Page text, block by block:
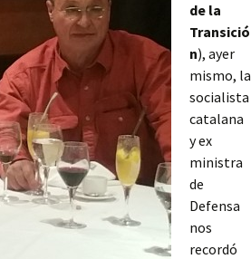
de la
Transició
n), ayer
mismo, la
socialista
catalana
y ex
ministra
de
Defensa
nos
recordó